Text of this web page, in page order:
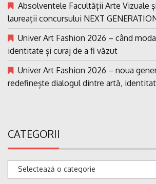
Absolventele Facultății Arte Vizuale
laureații concursului NEXT
Univer Art Fashion 2026 – când
identitate și curaj de a fi văzut
Univer Art Fashion 2026 – noua
redefinește dialogul dintre artă,
CATEGORII
Categorii